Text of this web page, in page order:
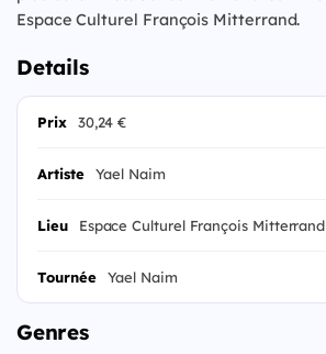
Espace Culturel François Mitterrand.
Details
Prix 30,24 €
Artiste Yael Naim
Lieu Espace Culturel François Mitterrand
Tournée Yael Naim
Genres